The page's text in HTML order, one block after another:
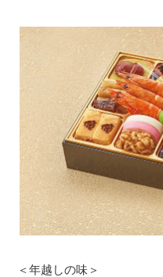
＜年越しの味＞